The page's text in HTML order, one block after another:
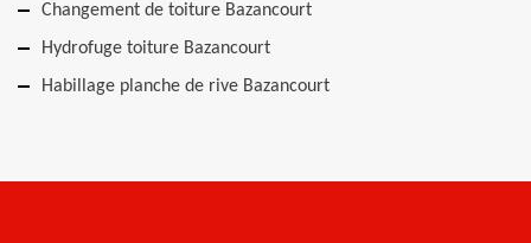
Changement de toiture Bazancourt
Hydrofuge toiture Bazancourt
Habillage planche de rive Bazancourt